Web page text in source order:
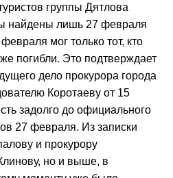
группы Дятлова
найдены лишь 27 февраля
мог только тот, кто
погибли. Это подтверждает
дело прокурора города
Коротаеву от 15
задолго до официального
27 февраля. Из записки
и прокурору
но и выше, в